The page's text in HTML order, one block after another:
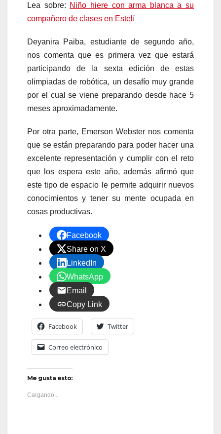
Lea sobre: Niño hiere con arma blanca a su
compañero de clases en Estelí
Deyanira Paiba, estudiante de segundo año,
nos comenta que es primera vez que estará
participando de la sexta edición de estas
olimpiadas de robótica, un desafío muy grande
por el cual se viene preparando desde hace 5
meses aproximadamente.
Por otra parte, Emerson Webster nos comenta
que se están preparando para poder hacer una
excelente representación y cumplir con el reto
que los espera este año, además afirmó que
este tipo de espacio le permite adquirir nuevos
conocimientos y tener su mente ocupada en
cosas productivas.
Facebook
Share on X
LinkedIn
WhatsApp
Email
Copy Link
Facebook Twitter
Correo electrónico
Me gusta esto:
Cargando...